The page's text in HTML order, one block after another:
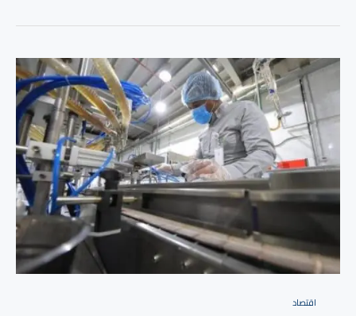
⁠اقتصاد